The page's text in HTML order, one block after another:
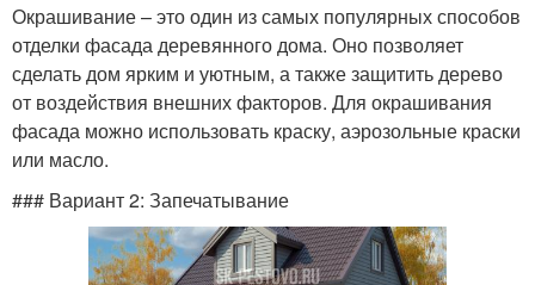
Окрашивание – это один из самых популярных способов
отделки фасада деревянного дома. Оно позволяет
сделать дом ярким и уютным, а также защитить дерево
от воздействия внешних факторов. Для окрашивания
фасада можно использовать краску, аэрозольные краски
или масло.
### Вариант 2: Запечатывание